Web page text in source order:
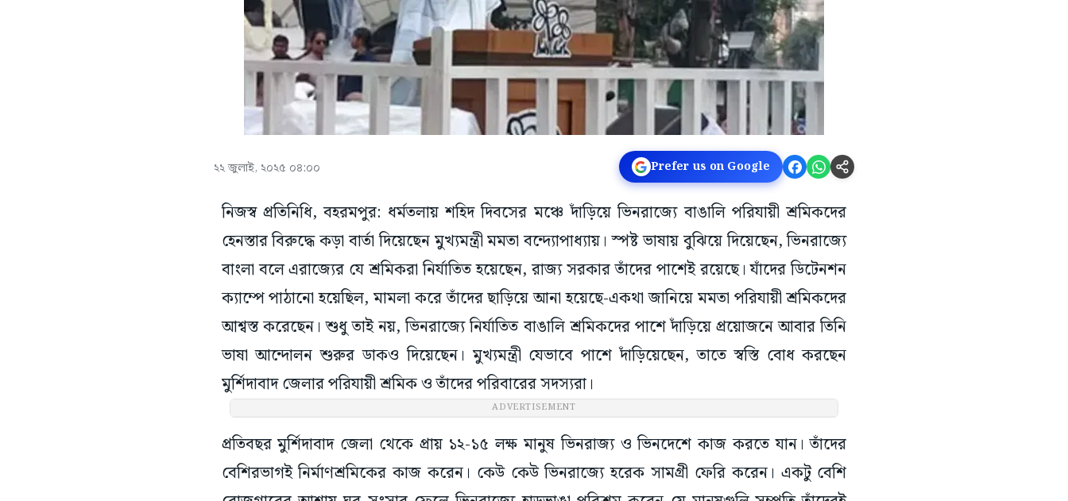
২২ জুলাই, ২০২৫ ০৪:০০ Prefer us on Google
নিজস্ব প্রতিনিধি, বহরমপুর: ধর্মতলায় শহিদ দিবসের মঞ্চে দাঁড়িয়ে ভিনরাজ্যে বাঙালি পরিযায়ী শ্রমিকদের
হেনস্তার বিরুদ্ধে কড়া বার্তা দিয়েছেন মুখ্যমন্ত্রী মমতা বন্দ্যোপাধ্যায়। স্পষ্ট ভাষায় বুঝিয়ে দিয়েছেন, ভিনরাজ্যে
বাংলা বলে এরাজ্যের যে শ্রমিকরা নির্যাতিত হয়েছেন, রাজ্য সরকার তাঁদের পাশেই রয়েছে। যাঁদের ডিটেনশন
ক্যাম্পে পাঠানো হয়েছিল, মামলা করে তাঁদের ছাড়িয়ে আনা হয়েছে-একথা জানিয়ে মমতা পরিযায়ী শ্রমিকদের
আশ্বস্ত করেছেন। শুধু তাই নয়, ভিনরাজ্যে নির্যাতিত বাঙালি শ্রমিকদের পাশে দাঁড়িয়ে প্রয়োজনে আবার তিনি
ভাষা আন্দোলন শুরুর ডাকও দিয়েছেন। মুখ্যমন্ত্রী যেভাবে পাশে দাঁড়িয়েছেন, তাতে স্বস্তি বোধ করছেন
মুর্শিদাবাদ জেলার পরিযায়ী শ্রমিক ও তাঁদের পরিবারের সদস্যরা।
ADVERTISEMENT
প্রতিবছর মুর্শিদাবাদ জেলা থেকে প্রায় ১২-১৫ লক্ষ মানুষ ভিনরাজ্য ও ভিনদেশে কাজ করতে যান। তাঁদের
বেশিরভাগই নির্মাণশ্রমিকের কাজ করেন। কেউ কেউ ভিনরাজ্যে হরেক সামগ্রী ফেরি করেন। একটু বেশি